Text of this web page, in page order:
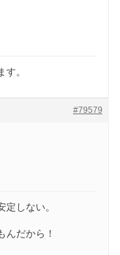
。
#79579
しない。
んだから！